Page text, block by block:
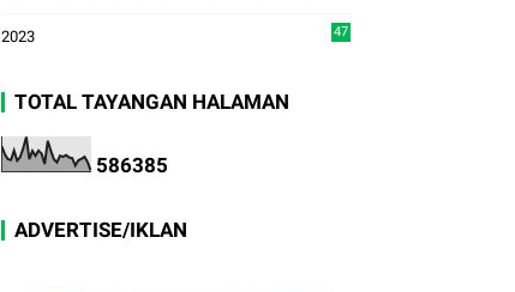
2023 47
TOTAL TAYANGAN HALAMAN
586385
ADVERTISE/IKLAN